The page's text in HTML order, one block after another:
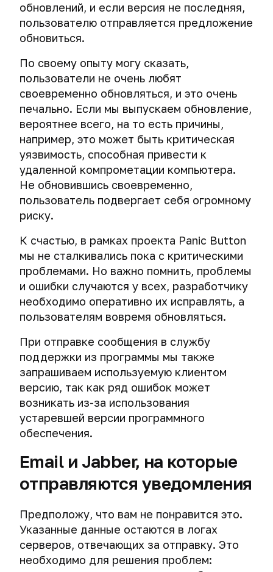
обновлений, и если версия не последняя,
пользователю отправляется предложение
обновиться.
По своему опыту могу сказать,
пользователи не очень любят
своевременно обновляться, и это очень
печально. Если мы выпускаем обновление,
вероятнее всего, на то есть причины,
например, это может быть критическая
уязвимость, способная привести к
удаленной компрометации компьютера.
Не обновившись своевременно,
пользователь подвергает себя огромному
риску.
К счастью, в рамках проекта Panic Button
мы не сталкивались пока с критическими
проблемами. Но важно помнить, проблемы
и ошибки случаются у всех, разработчику
необходимо оперативно их исправлять, а
пользователям вовремя обновляться.
При отправке сообщения в службу
поддержки из программы мы также
запрашиваем используемую клиентом
версию, так как ряд ошибок может
возникать из-за использования
устаревшей версии программного
обеспечения.
Email и Jabber, на которые
отправляются уведомления
Предположу, что вам не понравится это.
Указанные данные остаются в логах
серверов, отвечающих за отправку. Это
необходимо для решения проблем: